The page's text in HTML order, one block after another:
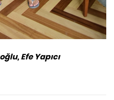
Efe Yapıcı